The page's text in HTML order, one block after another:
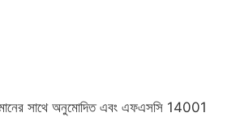
মানের সাথে অনুমোদিত এবং এফএসসি 14001